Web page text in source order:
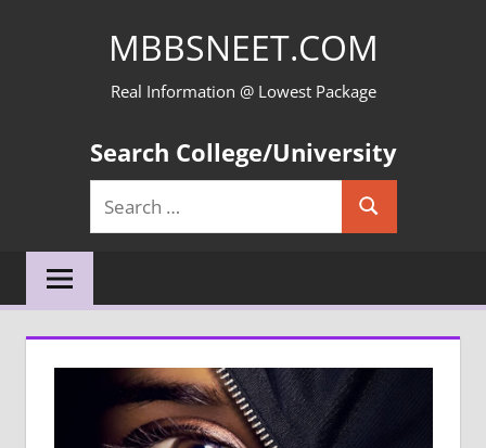
MBBSNEET.COM
Real Information @ Lowest Package
Search College/University
Search
for:
Search